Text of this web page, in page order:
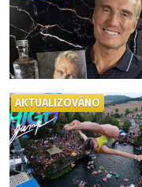
AKTUALIZOVÁNO